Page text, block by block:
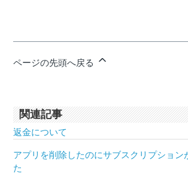
ページの先頭へ戻る
関連記事
返金について
アプリを削除したのにサブスクリプション
た